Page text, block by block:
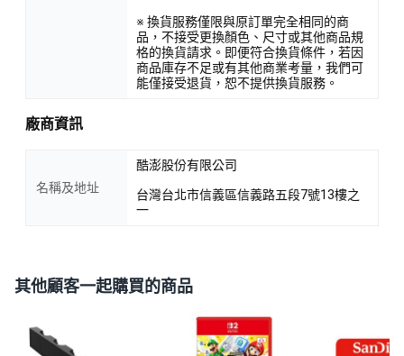
※ 換貨服務僅限與原訂單完全相同的商
品，不接受更換顏色、尺寸或其他商品規
格的換貨請求。即便符合換貨條件，若因
商品庫存不足或有其他商業考量，我們可
能僅接受退貨，恕不提供換貨服務。
廠商資訊
名稱及地址
酷澎股份有限公司
台灣台北市信義區信義路五段7號13樓之
一
其他顧客一起購買的商品